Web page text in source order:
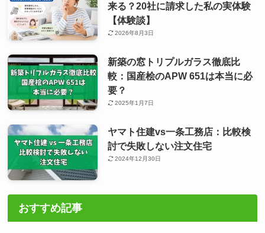
来る？20社に請求した私の実体験
【体験談】
2026年8月3日
新築の窓トリプルガラス徹底比
較：国産桧のAPW 651は本当に必
要？
2025年1月7日
ヤマト住建vs一条工務店：比較検
討で失敗しない注文住宅
2024年12月30日
おすすめ記事